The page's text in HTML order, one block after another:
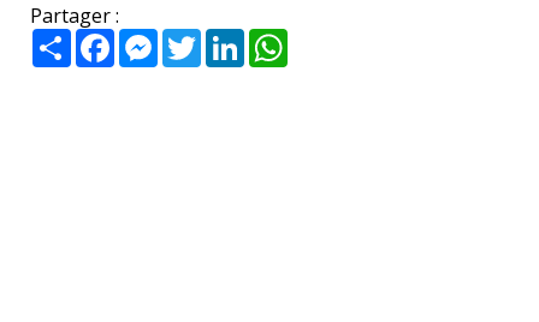
Partager :
PartagerFacebookMessenger
TwitterLinkedIn